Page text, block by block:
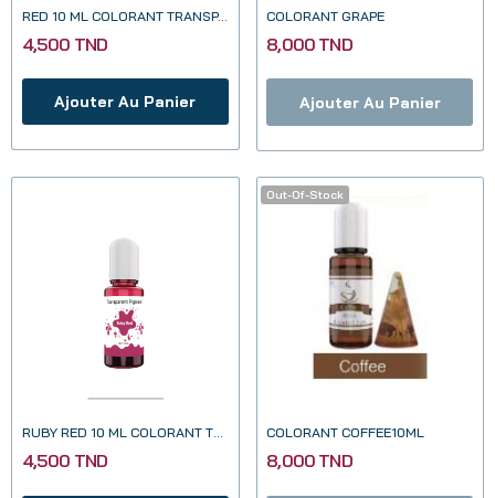
RED 10 ML COLORANT TRANSPARENT POUR RESINE EPOXY
4,500 TND
Ajouter Au Panier
COLORANT GRAPE
8,000 TND
Ajouter Au Panier
RUBY RED 10 ML COLORANT TRANSPARENT POUR RESINE...
4,500 TND
Out-Of-Stock
COLORANT COFFEE10ML
8,000 TND